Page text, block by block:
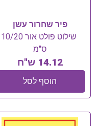
פיר שחרור עשן
שילוט פולט אור 10/20
ס"מ
14.12 ש"ח
הוסף לסל